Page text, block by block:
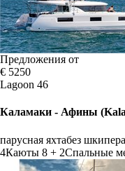
Предложения от
€ 5250
Lagoon 46
Каламаки - Афины
парусная яхтабез шкипера
4Каюты 8 + 2Спальные